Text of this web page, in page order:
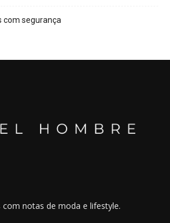
com segurança
notas de moda e lifestyle.